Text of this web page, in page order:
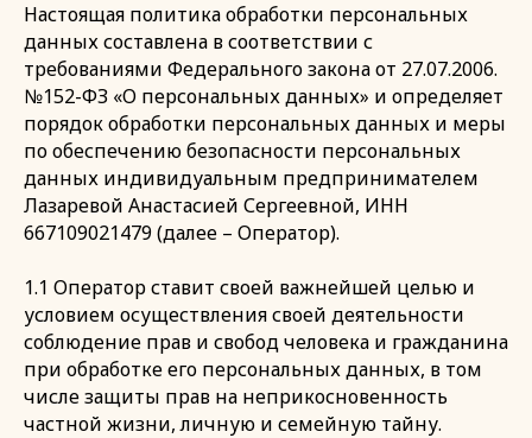
Настоящая политика обработки персональных
данных составлена в соответствии с
требованиями Федерального закона от 27.07.2006.
№152-ФЗ «О персональных данных» и определяет
порядок обработки персональных данных и меры
по обеспечению безопасности персональных
данных индивидуальным предпринимателем
Лазаревой Анастасией Сергеевной, ИНН
667109021479 (далее – Оператор).
1.1 Оператор ставит своей важнейшей целью и
условием осуществления своей деятельности
соблюдение прав и свобод человека и гражданина
при обработке его персональных данных, в том
числе защиты прав на неприкосновенность
частной жизни, личную и семейную тайну.